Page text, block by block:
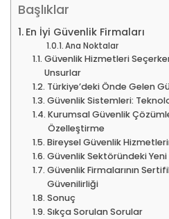
Başlıklar
En İyi Güvenlik Firmaları
Ana Noktalar
Güvenlik Hizmetleri
Unsurlar
Türkiye’deki Önde Gelen
Güvenlik Sistemleri:
Kurumsal Güvenlik
Özelleştirme
Bireysel Güvenlik
Güvenlik Sektöründeki
Güvenlik Firmalarının
Güvenilirliği
Sonuç
Sıkça Sorulan Sorular